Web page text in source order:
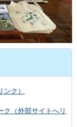
ク）
ク（外部サイトへリ